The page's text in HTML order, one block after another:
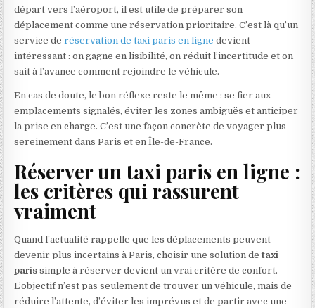
départ vers l’aéroport, il est utile de préparer son
déplacement comme une réservation prioritaire. C’est là qu’un
service deréservation de taxi paris en ligne devient
intéressant : on gagne en lisibilité, on réduit l’incertitude et on
sait à l’avance comment rejoindre le véhicule.
En cas de doute, le bon réflexe reste le même : se fier aux
emplacements signalés, éviter les zones ambiguës et anticiper
la prise en charge. C’est une façon concrète de voyager plus
sereinement dans Paris et en Île-de-France.
Réserver un taxi paris en ligne :
les critères qui rassurent
vraiment
Quand l’actualité rappelle que les déplacements peuvent
devenir plus incertains à Paris, choisir une solution detaxi
paris simple à réserver devient un vrai critère de confort.
L’objectif n’est pas seulement de trouver un véhicule, mais de
réduire l’attente, d’éviter les imprévus et de partir avec une